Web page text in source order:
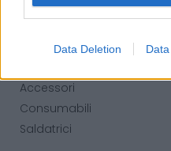
Data Deletion
Fissaggio
Accessori
Consumabili
Saldatrici